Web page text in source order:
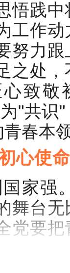
悟践
工作
努力
之处
致敬
"共识
春本
心使
家强
舞台
党要